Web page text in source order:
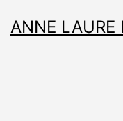
auANNE LAURE